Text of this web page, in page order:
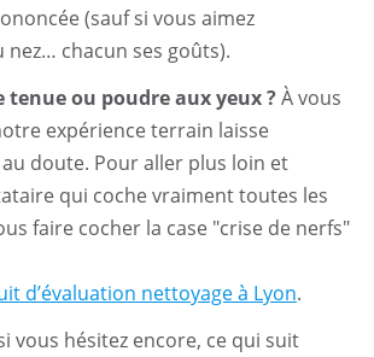
(sauf si vous aimez
chacun ses goûts).
tenue ou poudre aux yeux ?À vous
expérience terrain laisse
doute. Pour aller plus loin et
qui coche vraiment toutes les
faire cocher la case "crise de nerfs"
d’évaluation nettoyage à Lyon.
vous hésitez encore, ce qui suit